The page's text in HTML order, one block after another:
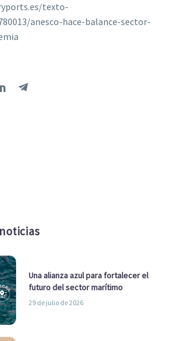
Una alianza azul para fortalecer el
futuro del sector marítimo
29 de julio de 2026
texto-
anesco-hace-balance-sector-